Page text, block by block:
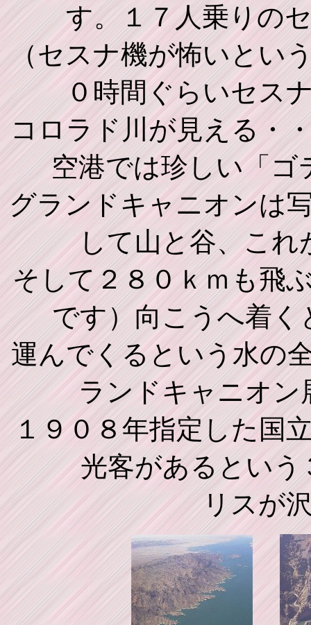
す。１７人乗りの
（セスナ機が怖いとい
０時間ぐらいセス
コロラド川が見える・
空港では珍しい「ゴ
グランドキャニオンは
して山と谷、これ
そして２８０ｋｍも飛
です）向こうへ着く
運んでくるという水の
ランドキャニオン
１９０８年指定した国
光客があるという
リスが